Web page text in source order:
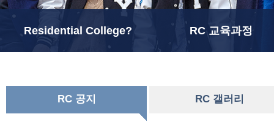
Residential College? RC 교육과정
RC 공지 RC 갤러리